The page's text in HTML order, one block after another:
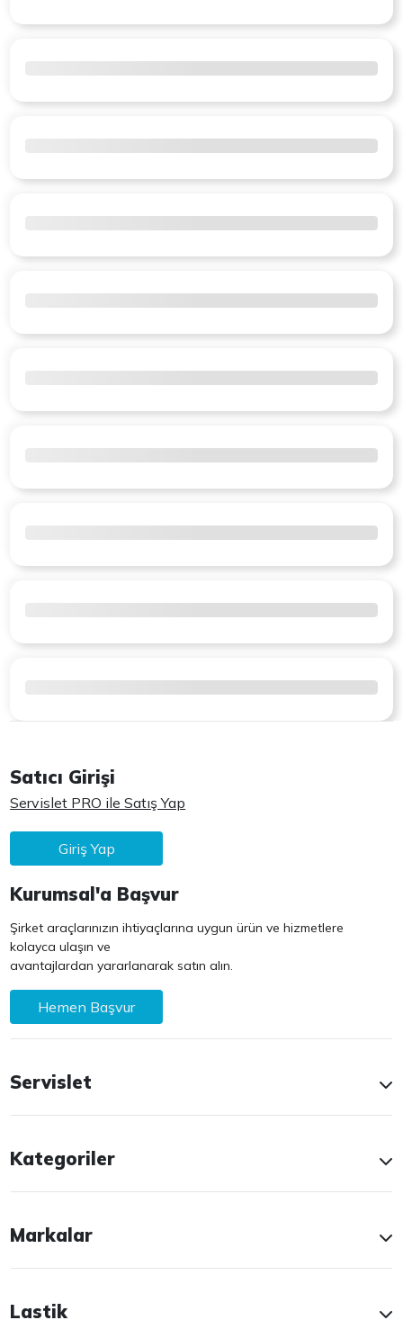
Satıcı Girişi
Servislet PRO ile Satış Yap
Giriş Yap
Kurumsal'a Başvur
Şirket araçlarınızın ihtiyaçlarına uygun ürün ve hizmetlere
kolayca ulaşın ve
avantajlardan yararlanarak satın alın.
Hemen Başvur
Servislet
Kategoriler
Markalar
Lastik